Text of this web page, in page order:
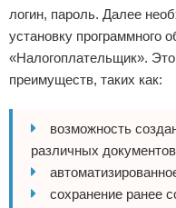
логин, пароль. Далее
установку программного
«Налогоплательщик».
преимуществ, таких как:
возможность
различных
сохранение ранее